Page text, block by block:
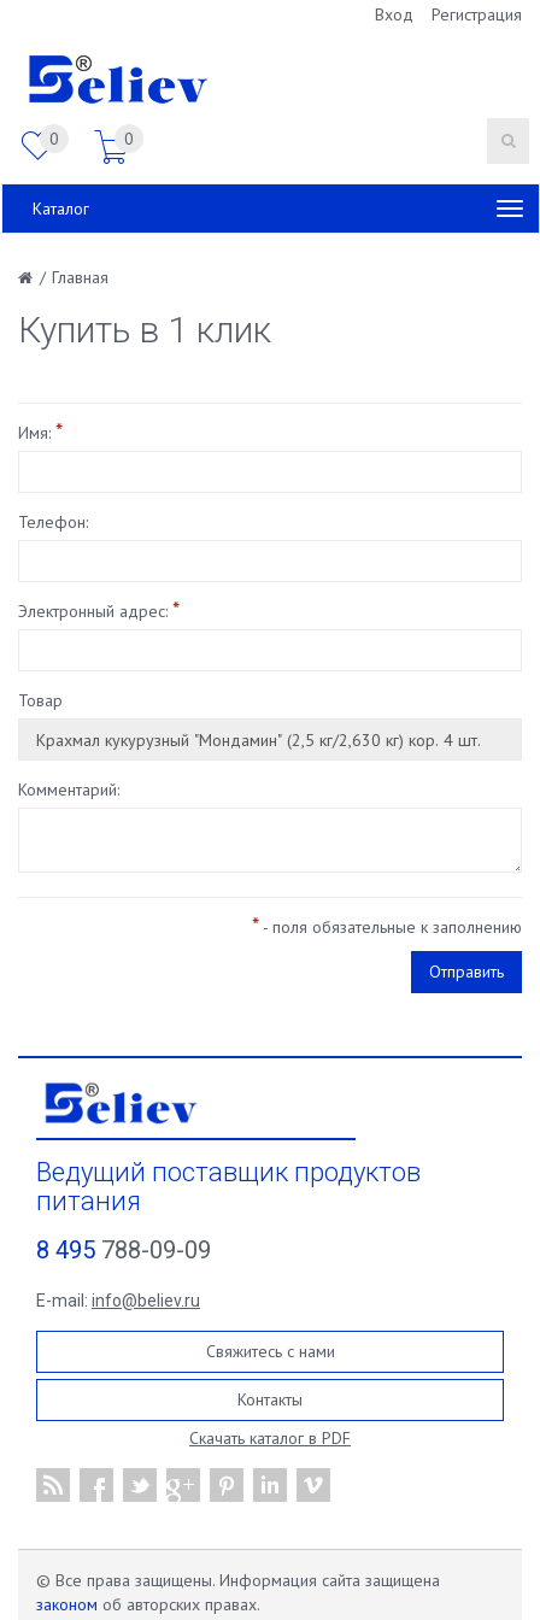
Вход Регистрация
0 0
Каталог
/ Главная
Купить в 1 клик
Имя: *
Телефон:
Электронный адрес: *
Товар
Комментарий:
* - поля обязательные к заполнению
Ведущий поставщик продуктов
питания
8 495 788-09-09
E-mail: info@believ.ru
Свяжитесь с нами
Контакты
Скачать каталог в PDF
© Все права защищены. Информация сайта защищена
законом об авторских правах.